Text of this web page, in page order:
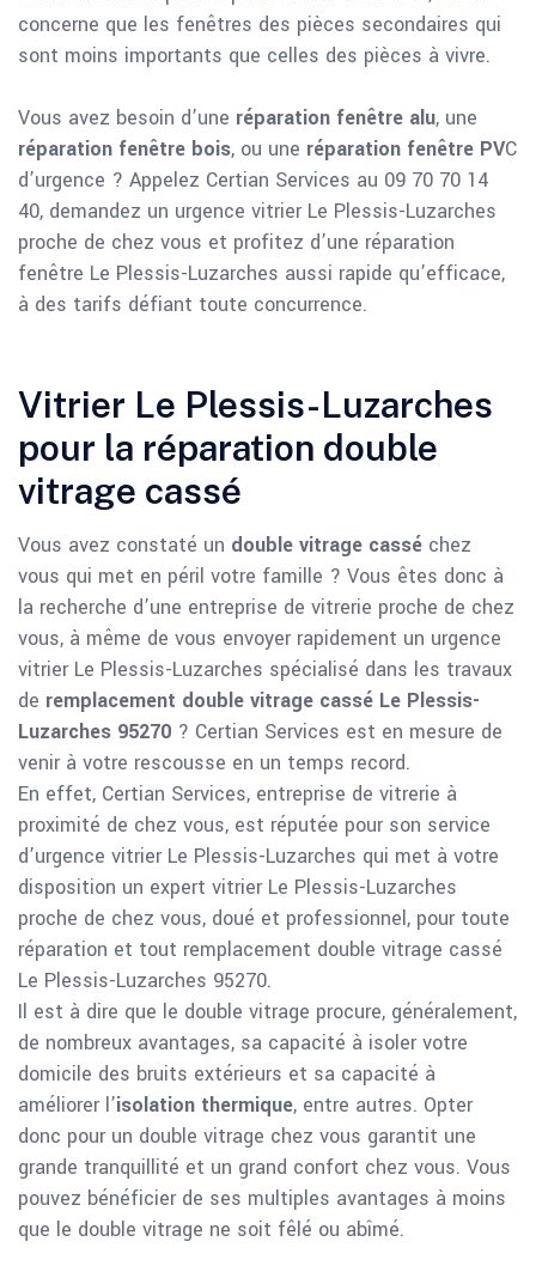
concerne que les fenêtres des pièces secondaires qui
sont moins importants que celles des pièces à vivre.
Vous avez besoin d’une réparation fenêtre alu, une
réparation fenêtre bois, ou une réparation fenêtre PVC
d’urgence ? Appelez Certian Services au 09 70 70 14
40, demandez un urgence vitrier Le Plessis-Luzarches
proche de chez vous et profitez d’une réparation
fenêtre Le Plessis-Luzarches aussi rapide qu’efficace,
à des tarifs défiant toute concurrence.
Vitrier Le Plessis-Luzarches
pour la réparation double
vitrage cassé
Vous avez constaté un double vitrage cassé chez
vous qui met en péril votre famille ? Vous êtes donc à
la recherche d’une entreprise de vitrerie proche de chez
vous, à même de vous envoyer rapidement un urgence
vitrier Le Plessis-Luzarches spécialisé dans les travaux
de remplacement double vitrage cassé Le Plessis-
Luzarches 95270 ? Certian Services est en mesure de
venir à votre rescousse en un temps record.
En effet, Certian Services, entreprise de vitrerie à
proximité de chez vous, est réputée pour son service
d’urgence vitrier Le Plessis-Luzarches qui met à votre
disposition un expert vitrier Le Plessis-Luzarches
proche de chez vous, doué et professionnel, pour toute
réparation et tout remplacement double vitrage cassé
Le Plessis-Luzarches 95270.
Il est à dire que le double vitrage procure, généralement,
de nombreux avantages, sa capacité à isoler votre
domicile des bruits extérieurs et sa capacité à
améliorer l’isolation thermique, entre autres. Opter
donc pour un double vitrage chez vous garantit une
grande tranquillité et un grand confort chez vous. Vous
pouvez bénéficier de ses multiples avantages à moins
que le double vitrage ne soit fêlé ou abîmé.